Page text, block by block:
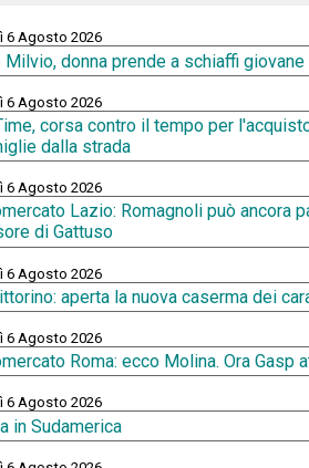
6 Agosto 2026
Milvio, donna prende a schiaffi
6 Agosto 2026
corsa contro il tempo per
dalla strada
6 Agosto 2026
Lazio: Romagnoli può ancora
di Gattuso
6 Agosto 2026
aperta la nuova caserma dei
6 Agosto 2026
Roma: ecco Molina. Ora Gasp
6 Agosto 2026
in Sudamerica